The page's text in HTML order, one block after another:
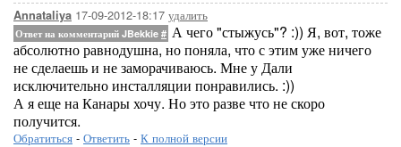
Annataliya 17-09-2012-18:17 удалить
Ответ на комментарий JBekkie # А чего "стыжусь"? :)) Я, вот, тоже
абсолютно равнодушна, но поняла, что с этим уже ничего
не сделаешь и не заморачиваюсь. Мне у Дали
исключительно инсталляции понравились. :))
А я еще на Канары хочу. Но это разве что не скоро
получится.
Обратиться - Ответить - К полной версии